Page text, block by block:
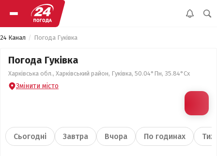
24 Канал Погода Гуківка
Погода Гуківка
Харківська обл., Харківський район, Гуківка, 50.04°Пн, 35.84°Сх
Змінити місто
Сьогодні Завтра Вчора По годинах